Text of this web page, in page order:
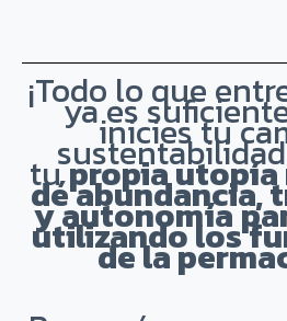
¡Todo lo que
ya es
inicies tu
tupropia utopía
dé abundancia,
y autonomía
utilizando los
de la